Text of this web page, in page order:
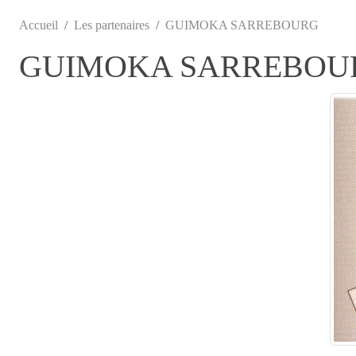
Accueil Les partenaires GUIMOKA SARREBOURG
GUIMOKA